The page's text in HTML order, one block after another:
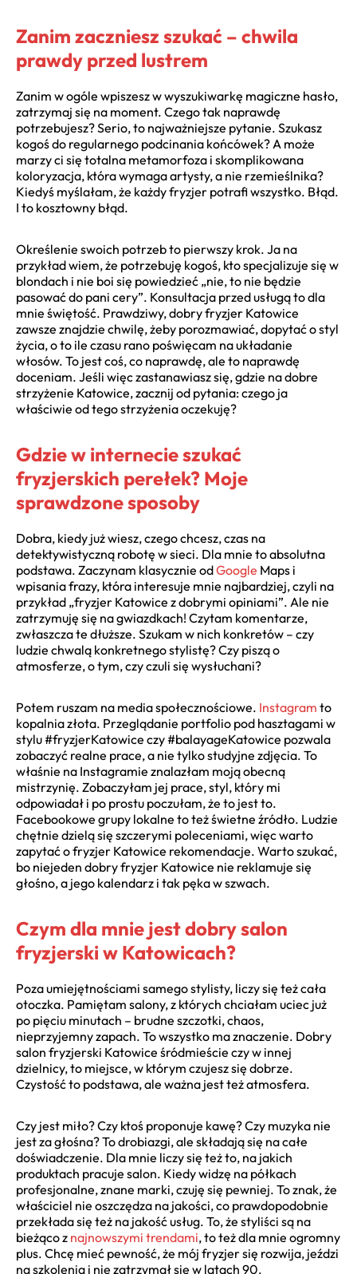
Zanim zaczniesz szukać – chwila
prawdy przed lustrem
Zanim w ogóle wpiszesz w wyszukiwarkę magiczne hasło,
zatrzymaj się na moment. Czego tak naprawdę
potrzebujesz? Serio, to najważniejsze pytanie. Szukasz
kogoś do regularnego podcinania końcówek? A może
marzy ci się totalna metamorfoza i skomplikowana
koloryzacja, która wymaga artysty, a nie rzemieślnika?
Kiedyś myślałam, że każdy fryzjer potrafi wszystko. Błąd.
I to kosztowny błąd.
Określenie swoich potrzeb to pierwszy krok. Ja na
przykład wiem, że potrzebuję kogoś, kto specjalizuje się w
blondach i nie boi się powiedzieć „nie, to nie będzie
pasować do pani cery”. Konsultacja przed usługą to dla
mnie świętość. Prawdziwy, dobry fryzjer Katowice
zawsze znajdzie chwilę, żeby porozmawiać, dopytać o styl
życia, o to ile czasu rano poświęcam na układanie
włosów. To jest coś, co naprawdę, ale to naprawdę
doceniam. Jeśli więc zastanawiasz się, gdzie na dobre
strzyżenie Katowice, zacznij od pytania: czego ja
właściwie od tego strzyżenia oczekuję?
Gdzie w internecie szukać
fryzjerskich perełek? Moje
sprawdzone sposoby
Dobra, kiedy już wiesz, czego chcesz, czas na
detektywistyczną robotę w sieci. Dla mnie to absolutna
podstawa. Zaczynam klasycznie odGoogle Maps i
wpisania frazy, która interesuje mnie najbardziej, czyli na
przykład „fryzjer Katowice z dobrymi opiniami”. Ale nie
zatrzymuję się na gwiazdkach! Czytam komentarze,
zwłaszcza te dłuższe. Szukam w nich konkretów – czy
ludzie chwalą konkretnego stylistę? Czy piszą o
atmosferze, o tym, czy czuli się wysłuchani?
Potem ruszam na media społecznościowe. Instagram to
kopalnia złota. Przeglądanie portfolio pod hasztagami w
stylu #fryzjerKatowice czy #balayageKatowice pozwala
zobaczyć realne prace, a nie tylko studyjne zdjęcia. To
właśnie na Instagramie znalazłam moją obecną
mistrzynię. Zobaczyłam jej prace, styl, który mi
odpowiadał i po prostu poczułam, że to jest to.
Facebookowe grupy lokalne to też świetne źródło. Ludzie
chętnie dzielą się szczerymi poleceniami, więc warto
zapytać o fryzjer Katowice rekomendacje. Warto szukać,
bo niejeden dobry fryzjer Katowice nie reklamuje się
głośno, a jego kalendarz i tak pęka w szwach.
Czym dla mnie jest dobry salon
fryzjerski w Katowicach?
Poza umiejętnościami samego stylisty, liczy się też cała
otoczka. Pamiętam salony, z których chciałam uciec już
po pięciu minutach – brudne szczotki, chaos,
nieprzyjemny zapach. To wszystko ma znaczenie. Dobry
salon fryzjerski Katowice śródmieście czy w innej
dzielnicy, to miejsce, w którym czujesz się dobrze.
Czystość to podstawa, ale ważna jest też atmosfera.
Czy jest miło? Czy ktoś proponuje kawę? Czy muzyka nie
jest za głośna? To drobiazgi, ale składają się na całe
doświadczenie. Dla mnie liczy się też to, na jakich
produktach pracuje salon. Kiedy widzę na półkach
profesjonalne, znane marki, czuję się pewniej. To znak, że
właściciel nie oszczędza na jakości, co prawdopodobnie
przekłada się też na jakość usług. To, że styliści są na
bieżąco z najnowszymi trendami, to też dla mnie ogromny
plus. Chcę mieć pewność, że mój fryzjer się rozwija, jeździ
na szkolenia i nie zatrzymał się w latach 90.